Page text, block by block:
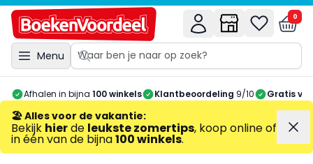
Menu
0
Afhalen in bijna 100 winkels Klantbeoordeling 9/10 Gratis
🏖️ Alles voor de vakantie:
Bekijk hierde leukste zomertips, koop online of
in één van de bijna100 winkels.